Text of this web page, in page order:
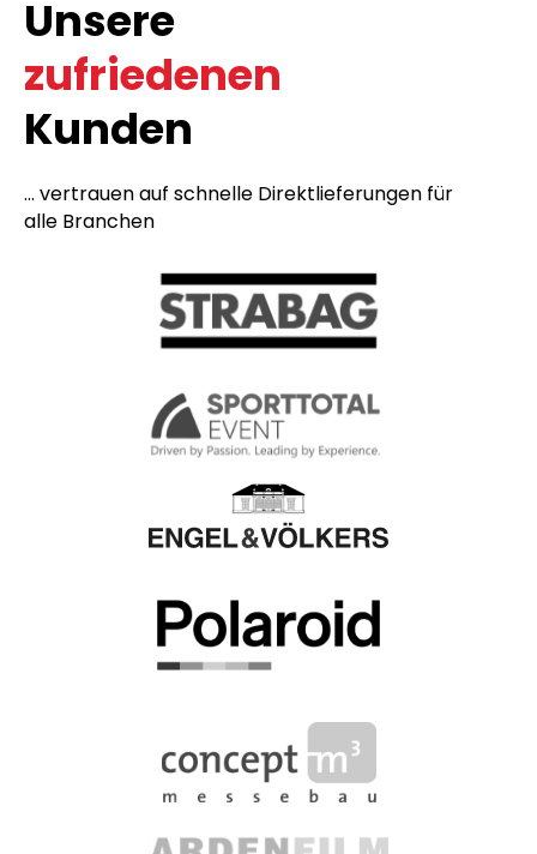
Unsere
zufriedenen
Kunden
... vertrauen auf schnelle Direktlieferungen für
alle Branchen